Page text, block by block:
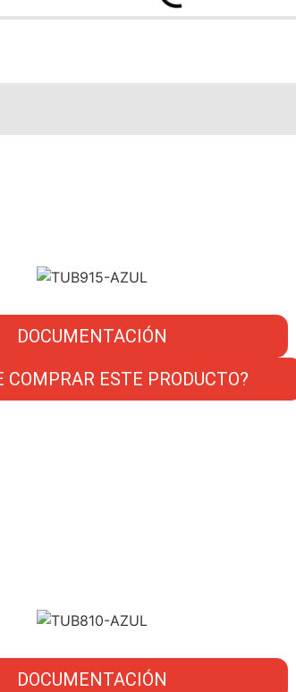
DOCUMENTACIÓN
COMPRAR ESTE PRODUCTO?
DOCUMENTACIÓN